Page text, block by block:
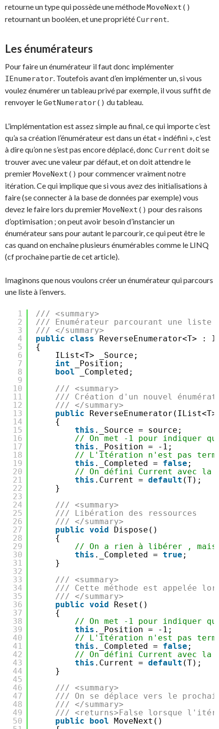
retourne un type qui possède une méthodeMoveNext()
retournant un booléen, et une propriété Current.
Les énumérateurs
Pour faire un énumérateur il faut donc implémenter
IEnumerator. Toutefois avant d’en implémenter un, si vous
voulez énumérer un tableau privé par exemple, il vous suffit de
renvoyer leGetNumerator() du tableau.
L’implémentation est assez simple au final, ce qui importe c’est
qu’a sa création l’énumérateur est dans un état « indéfini », c’est
à dire qu’on ne s’est pas encore déplacé, donc Current doit se
trouver avec une valeur par défaut, et on doit attendre le
premierMoveNext() pour commencer vraiment notre
itération. Ce qui implique que si vous avez des initialisations à
faire (se connecter à la base de données par exemple) vous
devez le faire lors du premierMoveNext() pour des raisons
d’optimisation ; on peut avoir besoin d’instancier un
énumérateur sans pour autant le parcourir, ce qui peut être le
cas quand on enchaîne plusieurs énumérables comme le LINQ
(cf prochaine partie de cet article).
Imaginons que nous voulons créer un énumérateur qui parcours
une liste à l’envers.
1
2
3
4
5
6
7
8
9
10
11
12
13
14
15
16
17
18
19
20
21
22
23
24
25
26
27
28
29
30
31
32
33
34
35
36
37
38
39
40
41
42
43
44
45
46
47
48
49
50
/// <summary>
/// Enumérateur parcourant une liste
/// </summary>
public
class
ReverseEnumerator<T> :
{
IList<T> _Source;
int
_Position;
bool
_Completed;
/// <summary>
/// Création d'un nouvel
/// </summary>
public
{
this ._Source = source;
// On met -1 pour indiquer
this ._Position = -1;
// L'itération n'est pas
this ._Completed = false ;
// On défini Current avec la
this .Current = default (T);
}
/// <summary>
/// Libération des ressources
/// </summary>
public void
Dispose()
{
// On a rien à libérer , mais
this ._Completed = true ;
}
/// <summary>
/// Cette méthode est appelée
/// </summary>
public void
Reset()
{
// On met -1 pour indiquer
this ._Position = -1;
// L'itération n'est pas
this ._Completed = false ;
// On défini Current avec la
this .Current = default (T);
}
/// <summary>
/// On se déplace vers le
/// </summary>
/// <returns>False lorsque
public
bool MoveNext()